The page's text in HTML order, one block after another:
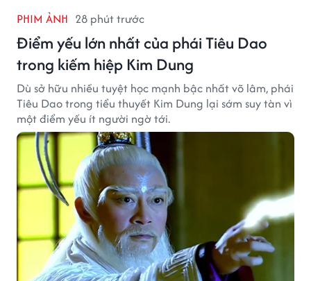
PHIM ẢNH 28 phút trước
Điểm yếu lớn nhất của phái Tiêu Dao
trong kiếm hiệp Kim Dung
Dù sở hữu nhiều tuyệt học mạnh bậc nhất võ lâm, phái
Tiêu Dao trong tiểu thuyết Kim Dung lại sớm suy tàn vì
một điểm yếu ít người ngờ tới.